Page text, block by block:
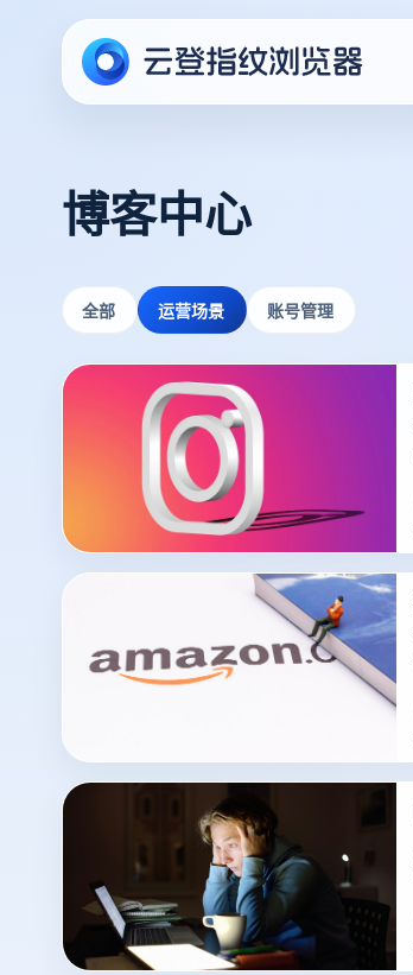
博客中心
全部 运营场景 账号管理